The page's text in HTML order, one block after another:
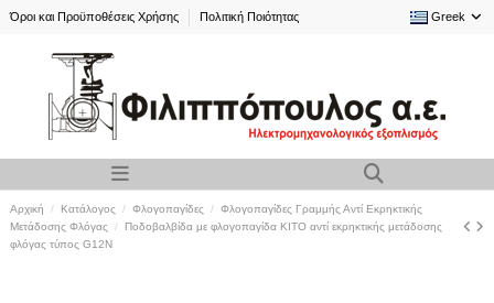
Όροι και Προϋποθέσεις Χρήσης Πολιτική Ποιότητας Greek
Αρχική Κατάλογος Φλογοπαγίδες
Φλογοπαγίδες Γραμμής Αντί Εκρηκτικής
Μετάδοσης Φλόγας
Ποδοβαλβίδα με φλογοπαγίδα KITO αντί εκρηκτικής μετάδοσης
φλόγας τύπος G12N